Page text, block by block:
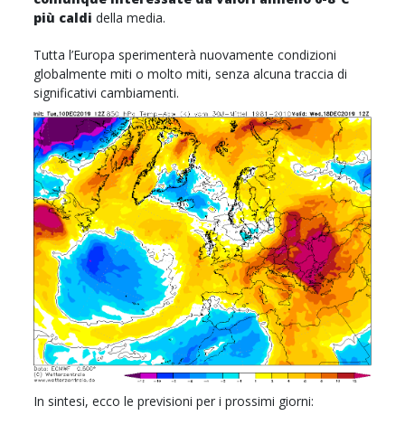
più caldi della media.
Tutta l’Europa sperimenterà nuovamente condizioni
globalmente miti o molto miti, senza alcuna traccia di
significativi cambiamenti.
In sintesi, ecco le previsioni per i prossimi giorni: